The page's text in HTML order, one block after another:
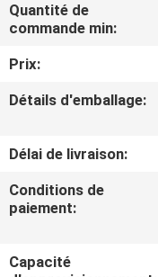
CONTRÔLE
DE
CONTACTEZ-
Quantité de
commande min:
Prix:
Détails d'emballage:
Délai de livraison:
Conditions de
paiement:
Capacité